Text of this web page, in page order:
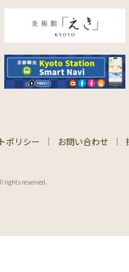
ポリシー お問い合わせ
rights reserved.